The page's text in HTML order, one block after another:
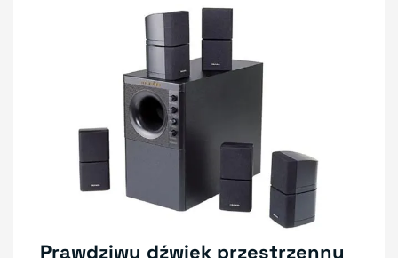
Prawdziwy dźwięk przestrzenny